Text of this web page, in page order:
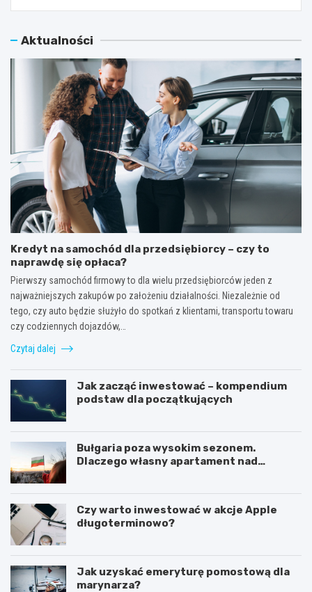
Aktualności
Kredyt na samochód dla przedsiębiorcy – czy to
naprawdę się opłaca?
Pierwszy samochód firmowy to dla wielu przedsiębiorców jeden z
najważniejszych zakupów po założeniu działalności. Niezależnie od
tego, czy auto będzie służyło do spotkań z klientami, transportu towaru
czy codziennych dojazdów,…
Czytaj dalej
Jak zacząć inwestować – kompendium
podstaw dla początkujących
Bułgaria poza wysokim sezonem.
Dlaczego własny apartament nad
Czy warto inwestować w akcje Apple
długoterminowo?
Jak uzyskać emeryturę pomostową dla
marynarza?